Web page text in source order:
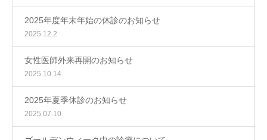
2025年度年末年始の休診のお知らせ
2025.12.2
女性医師外来再開のお知らせ
2025.10.14
2025年夏季休診のお知らせ
2025.07.10